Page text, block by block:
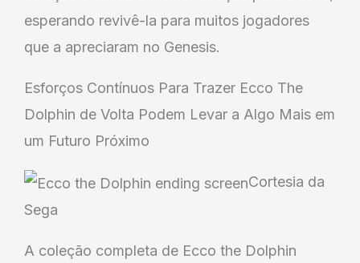
esperando revivê-la para muitos jogadores
que a apreciaram no Genesis.
Esforços Contínuos Para Trazer Ecco The
Dolphin de Volta Podem Levar a Algo Mais em
um Futuro Próximo
Cortesia da
Sega
A coleção completa de Ecco the Dolphin